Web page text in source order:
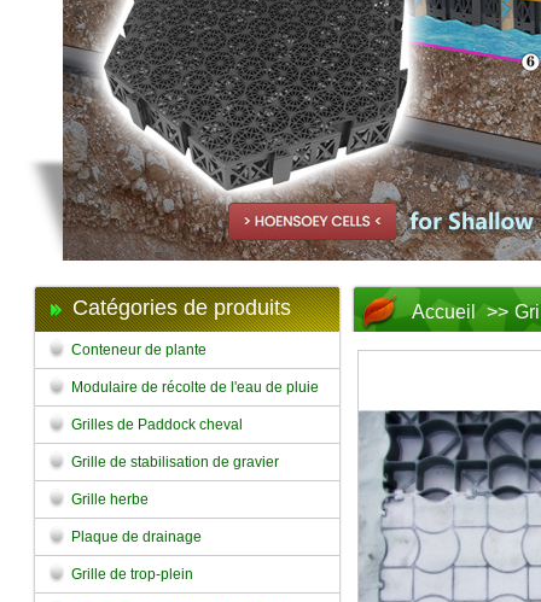
Catégories de produits
Conteneur de plante
Modulaire de récolte de l'eau de pluie
Grilles de Paddock cheval
Grille de stabilisation de gravier
Grille herbe
Plaque de drainage
Grille de trop-plein
Accueil >>